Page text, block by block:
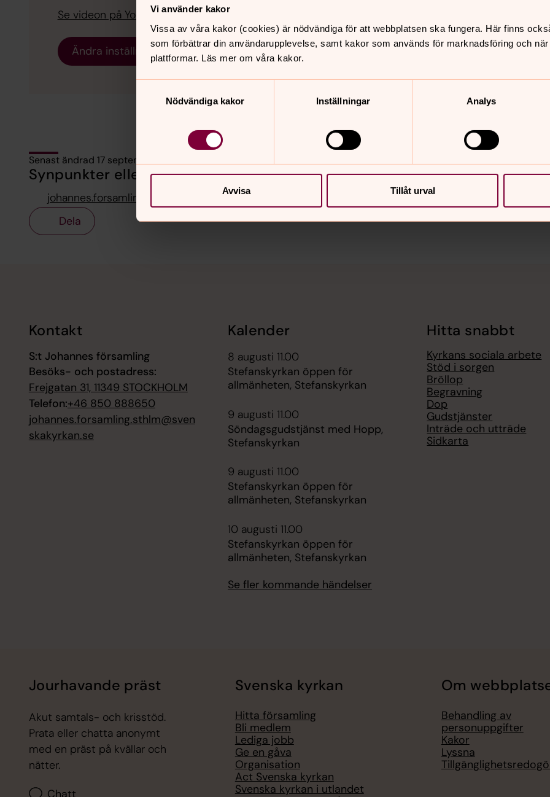
Vi använder kakor
Vissa av våra kakor (cookies) är nödvändiga för att webbplatsen ska fungera. Här finns
som förbättrar din användarupplevelse, samt kakor som används för marknadsföring och
plattformar. Läs mer om våra kakor.
Nödvändiga kakor
Inställningar Analys
Avvisa Tillåt urval
Se videon på YouTube i stället.
Ändra inställningar
Senast ändrad 17 september 2020
Synpunkter eller frågor på sidans innehåll?
johannes.forsamling.sthlm@svenskakyrkan.se
Dela
Kontakt
S:t Johannes församling
Besöks- och postadress:
Frejgatan 31, 11349 STOCKHOLM
Telefon:+46 850 888650
johannes.forsamling.sthlm@sven
skakyrkan.se
Kalender
8 augusti 11.00
Stefanskyrkan öppen för
allmänheten, Stefanskyrkan
9 augusti 11.00
Söndagsgudstjänst med Hopp,
Stefanskyrkan
9 augusti 11.00
Stefanskyrkan öppen för
allmänheten, Stefanskyrkan
10 augusti 11.00
Stefanskyrkan öppen för
allmänheten, Stefanskyrkan
Se fler kommande händelser
Hitta snabbt
Kyrkans sociala arbete
Stöd i sorgen
Bröllop
Begravning
Dop
Gudstjänster
Inträde och utträde
Sidkarta
Jourhavande präst
Akut samtals- och krisstöd.
Prata eller chatta anonymt
med en präst på kvällar och
nätter.
Svenska kyrkan
Hitta församling
Bli medlem
Lediga jobb
Ge en gåva
Organisation
Act Svenska kyrkan
Svenska kyrkan i utlandet
Om
Behandling av
personuppgifter
Kakor
Lyssna